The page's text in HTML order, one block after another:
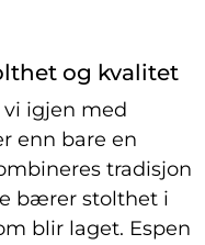
og kvalitet
vi igjen med
enn bare en
tradisjon
bærer stolthet i
blir laget. Espen